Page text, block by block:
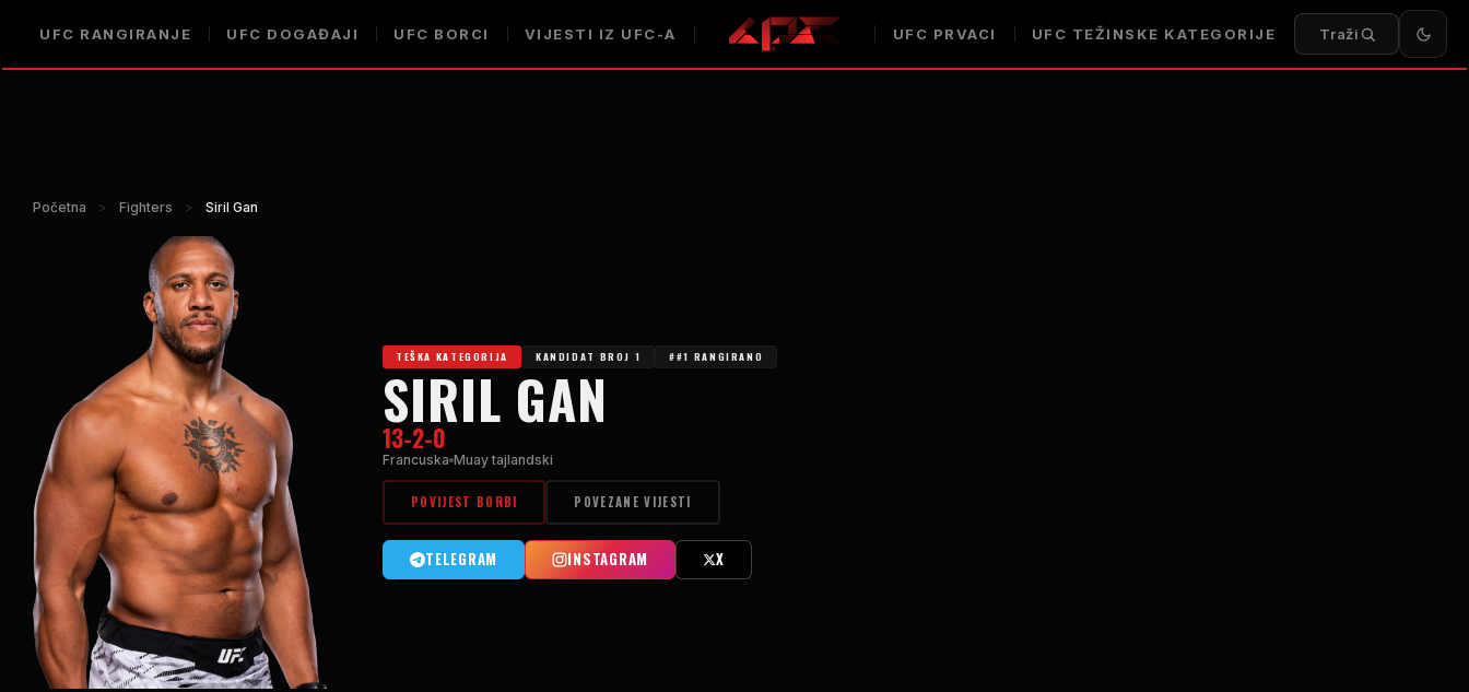
UFC RANGIRANJE UFC DOGAĐAJI UFC BORCI VIJESTI IZ UFC-A UFC PRVACI UFC TEŽINSKE KATEGORIJE Traži
Početna > Fighters > Siril Gan
TEŠKA KATEGORIJA KANDIDAT BROJ 1 ##1 RANGIRANO
SIRIL GAN
13-2-0
Francuska Muay tajlandski
POVIJEST BORBI POVEZANE VIJESTI
TELEGRAM INSTAGRAM X